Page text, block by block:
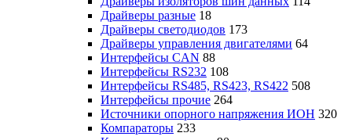
Драйверы разные 18
Драйверы светодиодов 173
Драйверы управления двигателями 64
Интерфейсы CAN 88
Интерфейсы RS232 108
Интерфейсы RS485, RS423, RS422 508
Интерфейсы прочие 264
Источники опорного напряжения ИОН 320
Компараторы 233